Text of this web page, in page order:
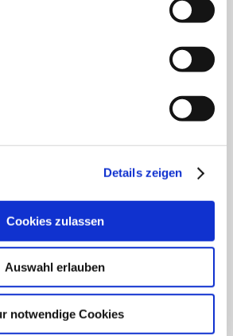
Details zeigen
Cookies zulassen
Auswahl erlauben
notwendige Cookies
Schützenstraße